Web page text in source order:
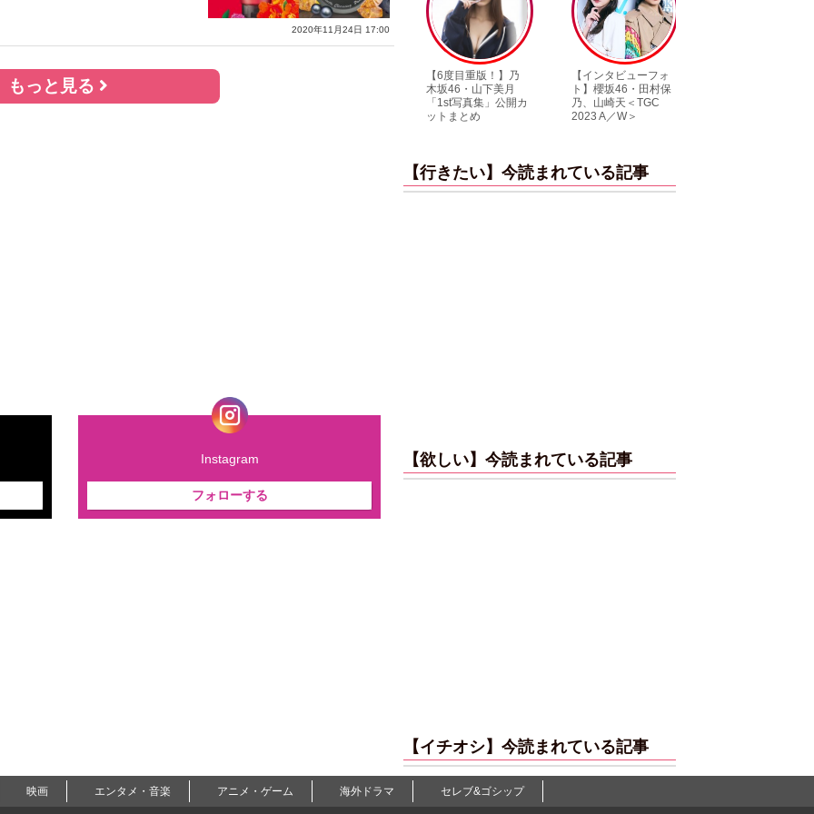
2020年11月24日 17:00
もっと見る
Instagram
フォローする
大胆カット満載】
木坂46・与田祐希
写真集『ヨー
【渾身の一冊】乃木
2nd写真集『ヒロイ
【6度目重版！】乃
木坂46・山下美月
「1st写真集」公開カ
ットまとめ
【インタビューフォ
ト】櫻坂46・田村保
乃、山崎天＜TGC
2023 A／W＞
【行きたい】今読まれている記事
【欲しい】今読まれている記事
【イチオシ】今読まれている記事
映画 エンタメ・音楽 アニメ・ゲーム 海外ドラマ セレブ&ゴシップ